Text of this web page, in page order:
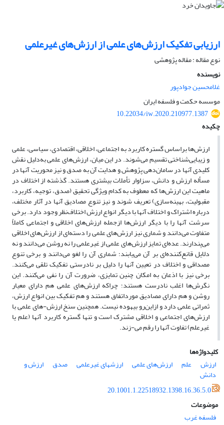
ارزیابی تفکیک ارزش‌های علمی از ارزش‌های غیرعلمی
نوع مقاله : مقاله پژوهشی
نویسنده
غلامحسین جوادپور
موسسه حکمت و فلسفه ایران
10.22034/iw.2020.210977.1387
چکیده
ارزش‌ها براساس گستره کاربرد به اجتماعی، اخلاقی، اقتصادی، سیاسی، علمی
و زیبایی‌شناختی تقسیم می‌شوند. در این میان، ارزش‌های علمی به‌دلیل نقش
کلیدی آنها در سامان‌دهی پژوهش و هدایت آن به صدق و نیز محوریت آنها در
مسأله ارزش و دانش، سزاوار تأملات بیشتری هستند. گذشته از اختلاف در
ماهیت این ارزش‌ها که معطوف به کدام ویژگی تحقیق (صدق، توجیه، کاربرد،
مقبولیت، بهینه‌سازی) تعریف شوند و نیز تنوع مصادیق آنها در آثار مختلف،
درباره اشتراک و اختلاف آنها با دیگر انواع ارزش اختلاف‌نظر وجود دارد. برخی
سرشت آنها را با دیگر ارزش‌ها ازجمله ارزش‌های اخلاقی و اجتماعی کاملاً
متفاوت می‌دانند و شماری نیز ارزش‌های علمی را دسته‌ای از ارزش‌های اخلاقی
می‌پندارند. عده‌ای تمایز ارزش‌های علمی از غیرعلمی را نه روشن می‌دانند و نه
دلایل قانع‌کننده‌ای بر آن می‌یابند؛ شماری آن را لغو می‌دانند و برخی تنوع
مصداقی و اختلاف در تعیین آنها را دلیل بر نادرستی تفکیک تلقی می‌کنند.
برخی نیز با اذعان به امکان چنین تمایزی، ضرورت آن را نفی می‌کنند. این
نگرش‌ها اغلب نادرست هستند؛ چراکه ارزش‌های علمی هم دارای معیار
روشن و هم دارای مصادیق مورداتفاق هستند و هم تفکیک بین انواع ارزش،
ثمراتی علمی دارد و ازاین‌رو بیهوده نیست. همچنین سنخ ارزش-های علمی با
ارزش‌های اجتماعی و اخلاقی مشترک است و تنها گستره کاربرد آنها (علم یا
غیرعلم) تفاوت آنها را رقم می-زند.
کلیدواژه‌ها
ارزش
علم ارزش‌های علمی ارزشهای غیرعلمی صدق ارزش و
دانش
20.1001.1.22518932.1398.16.36.5.0
موضوعات
فلسفه غرب